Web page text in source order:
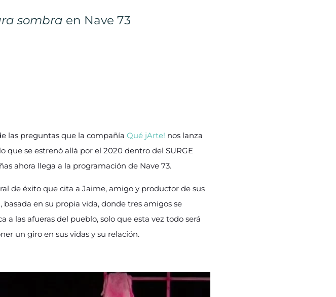
sombra en Nave 73
las preguntas que la compañía Qué jArte! nos lanza
que se estrenó allá por el 2020 dentro del SURGE
ahora llega a la programación de Nave 73.
de éxito que cita a Jaime, amigo y productor de sus
en su propia vida, donde tres amigos se
a las afueras del pueblo, solo que esta vez todo será
un giro en sus vidas y su relación.